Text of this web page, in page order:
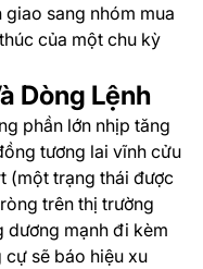
sang nhóm mua
của một chu kỳ
Dòng Lệnh
phần lớn nhịp tăng
tương lai vĩnh cửu
(một trạng thái được
trên thị trường
dương mạnh đi kèm
sẽ báo hiệu xu